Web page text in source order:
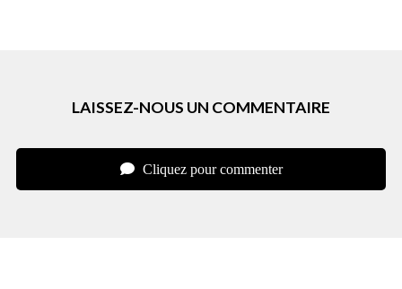
LAISSEZ-NOUS UN COMMENTAIRE
Cliquez pour commenter